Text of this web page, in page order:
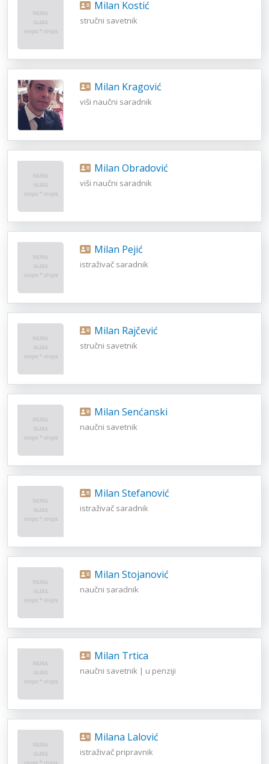
Milan Kostić
stručni savetnik
Milan Kragović
viši naučni saradnik
Milan Obradović
viši naučni saradnik
Milan Pejić
istraživač saradnik
Milan Rajčević
stručni savetnik
Milan Senćanski
naučni savetnik
Milan Stefanović
istraživač saradnik
Milan Stojanović
naučni saradnik
Milan Trtica
naučni savetnik | u penziji
Milana Lalović
istraživač pripravnik